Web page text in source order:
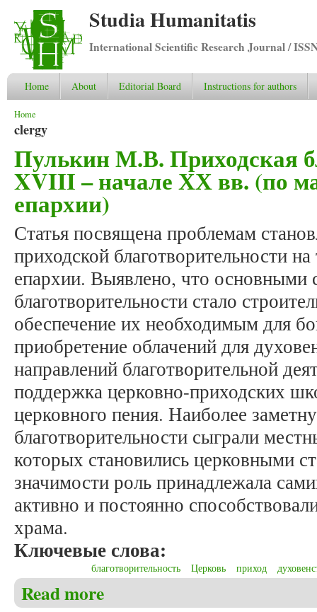
Studia Humanitatis
International Scientific Research Journal /
Home About Editorial Board Instructions for authors
You are here
Home
clergy
Пулькин М.В. Приходская
XVIII – начале ХХ вв. (по
епархии)
Статья посвящена проблемам
приходской благотворительности
епархии. Выявлено, что основными
благотворительности стало
обеспечение их необходимым для
приобретение облачений для
направлений благотворительной
поддержка церковно-приходских
церковного пения. Наиболее
благотворительности сыграли
которых становились церковными
значимости роль принадлежала
активно и постоянно
храма.
Ключевые слова:
благотворительность Церковь приход
Read more